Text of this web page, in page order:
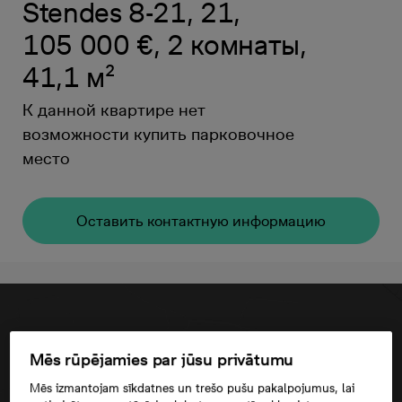
Stendes 8-21, 21,
105 000 €, 2 комнаты,
41,1 м²
К данной квартире нет
возможности купить парковочное
место
Oставить контактную информацию
Mēs rūpējamies par jūsu privātumu
Mēs izmantojam sīkdatnes un trešo pušu pakalpojumus, lai